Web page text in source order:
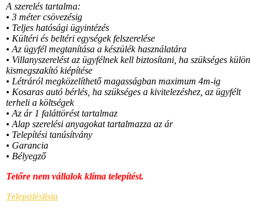
A szerelés tartalma:
• 3 méter csövezésig
• Teljes hatósági ügyintézés
• Kültéri és beltéri egységek felszerelése
• Az ügyfél megtanítása a készülék használatára
• Villanyszerelést az ügyfélnek kell biztosítani, ha szükséges külön
kismegszakító kiépítése
• Létráról megközelíthető magasságban maximum 4m-ig
• Kosaras autó bérlés, ha szükséges a kivitelezéshez, az ügyfélt
terheli a költségek
• Az ár 1 faláttörést tartalmaz
• Alap szerelési anyagokat tartalmazza az ár
• Telepítési tanúsítvány
• Garancia
• Bélyegző
Tetőre nem vállalok klíma telepítést.
Településlista